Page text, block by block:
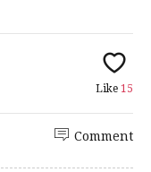
Like 15
Comment